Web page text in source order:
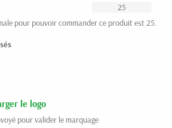
pour pouvoir commander ce produit est 25.
le logo
pour valider le marquage